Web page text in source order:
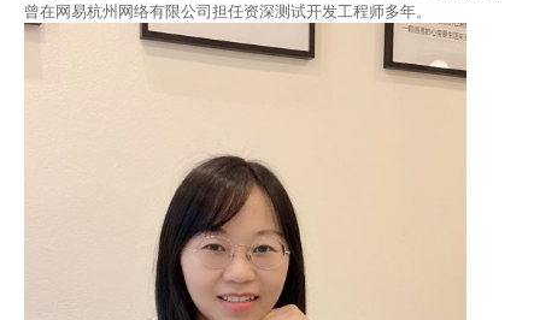
曾在网易杭州网络有限公司担任资深测试开发工程师多年。